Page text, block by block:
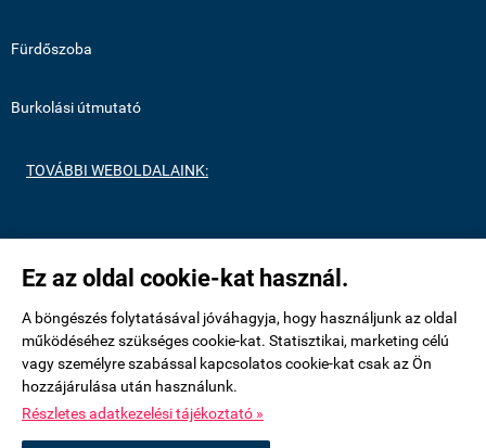
Ez az oldal cookie-kat használ.
A böngészés folytatásával jóváhagyja, hogy használjunk az oldal
működéséhez szükséges cookie-kat. Statisztikai, marketing célú
vagy személyre szabással kapcsolatos cookie-kat csak az Ön
hozzájárulása után használunk.
Részletes adatkezelési tájékoztató »
Fürdőszoba
Burkolási útmutató
TOVÁBBI WEBOLDALAINK:
https://metrocsempeshop.hu/
https://mozaikcsempek.hu/